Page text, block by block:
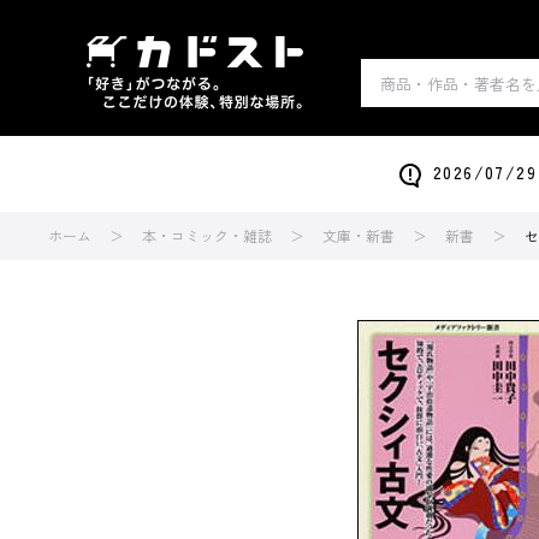
2026/07/29
ホーム 本・コミック・雑誌 文庫・新書 新書